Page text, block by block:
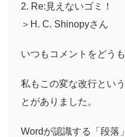
2. Re:見えないゴミ！
＞H. C. Shinopyさん
いつもコメントをどう
私もこの変な改行とい
とがありました。
Wordが認識する「段落